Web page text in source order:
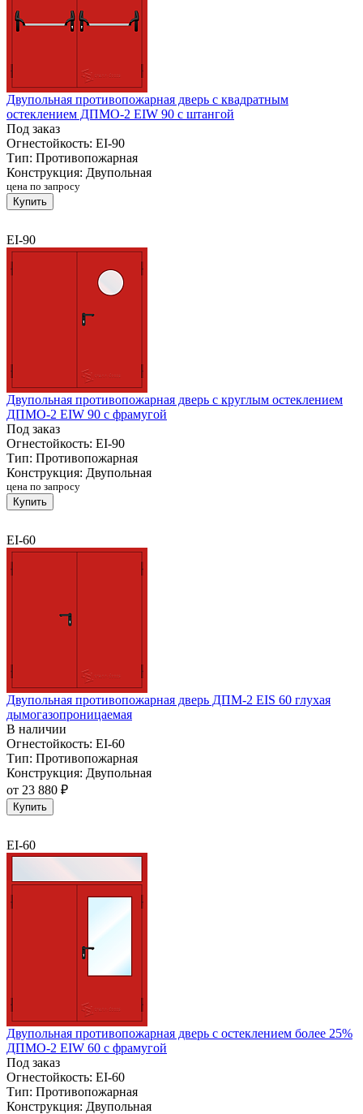
Двупольная противопожарная дверь с квадратным
остеклением ДПМО-2 EIW 90 с штангой
Под заказ
Огнестойкость: EI-90
Тип: Противопожарная
Конструкция: Двупольная
цена по запросу
Купить
EI-90
Двупольная противопожарная дверь с круглым остеклением
ДПМО-2 EIW 90 с фрамугой
Под заказ
Огнестойкость: EI-90
Тип: Противопожарная
Конструкция: Двупольная
цена по запросу
Купить
EI-60
Двупольная противопожарная дверь ДПМ-2 EIS 60 глухая
дымогазопроницаемая
В наличии
Огнестойкость: EI-60
Тип: Противопожарная
Конструкция: Двупольная
от 23 880 ₽
Купить
EI-60
Двупольная противопожарная дверь с остеклением более 25%
ДПМО-2 EIW 60 с фрамугой
Под заказ
Огнестойкость: EI-60
Тип: Противопожарная
Конструкция: Двупольная